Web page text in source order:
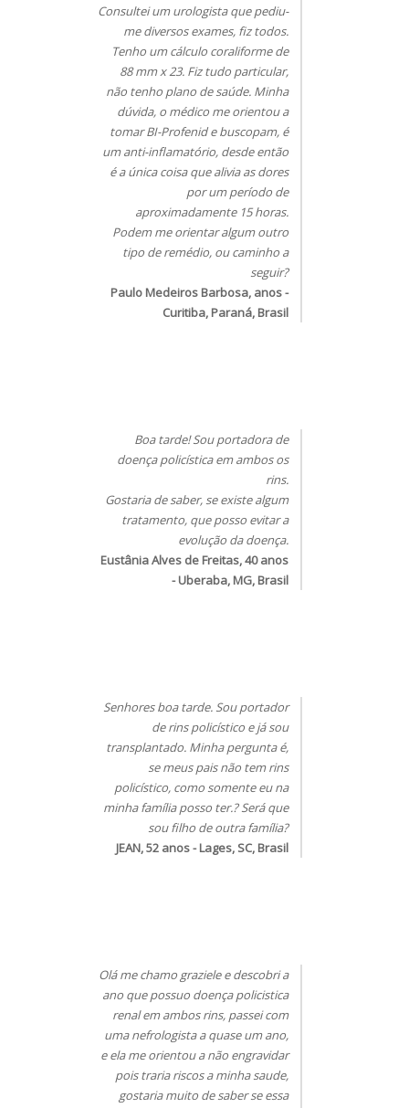
Consultei um urologista que pediu-
me diversos exames, fiz todos.
Tenho um cálculo coraliforme de
88 mm x 23. Fiz tudo particular,
não tenho plano de saúde. Minha
dúvida, o médico me orientou a
tomar BI-Profenid e buscopam, é
um anti-inflamatório, desde então
é a única coisa que alivia as dores
por um período de
aproximadamente 15 horas.
Podem me orientar algum outro
tipo de remédio, ou caminho a
seguir?
Paulo Medeiros Barbosa, anos -
Curitiba, Paraná, Brasil
Boa tarde! Sou portadora de
doença policística em ambos os
rins.
Gostaria de saber, se existe algum
tratamento, que posso evitar a
evolução da doença.
Eustânia Alves de Freitas, 40 anos
- Uberaba, MG, Brasil
Senhores boa tarde. Sou portador
de rins policístico e já sou
transplantado. Minha pergunta é,
se meus pais não tem rins
policístico, como somente eu na
minha família posso ter.? Será que
sou filho de outra família?
JEAN, 52 anos - Lages, SC, Brasil
Olá me chamo graziele e descobri a
ano que possuo doença policistica
renal em ambos rins, passei com
uma nefrologista a quase um ano,
e ela me orientou a não engravidar
pois traria riscos a minha saude,
gostaria muito de saber se essa